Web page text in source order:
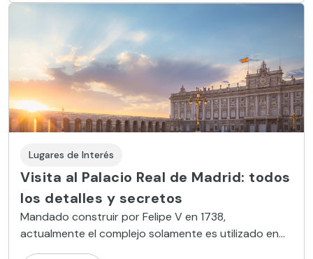
Lugares de Interés
Visita al Palacio Real de Madrid: todos
los detalles y secretos
Mandado construir por Felipe V en 1738,
actualmente el complejo solamente es utilizado en
actos oficiales y ceremonias de Estado, abriendo